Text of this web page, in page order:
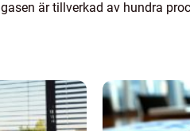
gasen är tillverkad av hundra